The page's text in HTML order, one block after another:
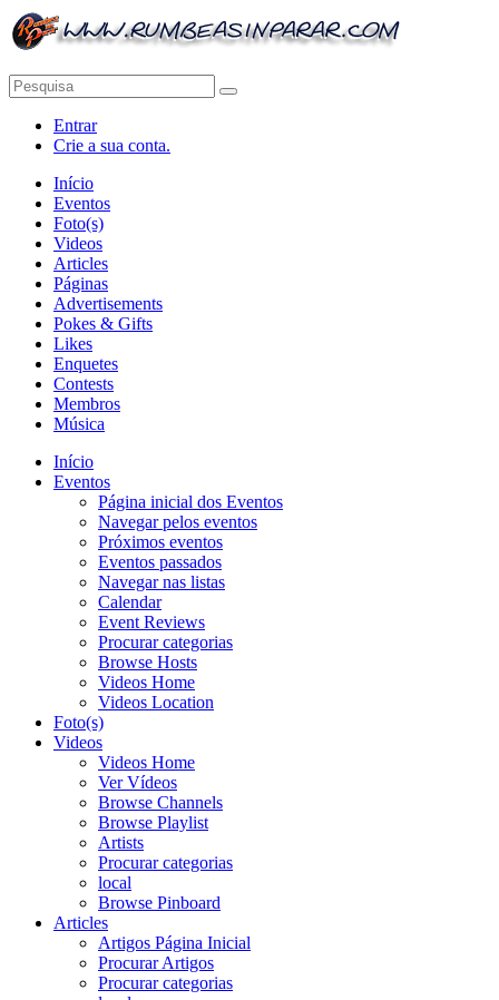
Entrar
Crie a sua conta.
Início
Eventos
Foto(s)
Videos
Articles
Páginas
Advertisements
Pokes & Gifts
Likes
Enquetes
Contests
Membros
Música
Início
Eventos
Página inicial dos Eventos
Navegar pelos eventos
Próximos eventos
Eventos passados
Navegar nas listas
Calendar
Event Reviews
Procurar categorias
Browse Hosts
Videos Home
Videos Location
Foto(s)
Videos
Videos Home
Ver Vídeos
Browse Channels
Browse Playlist
Artists
Procurar categorias
local
Browse Pinboard
Articles
Artigos Página Inicial
Procurar Artigos
Procurar categorias